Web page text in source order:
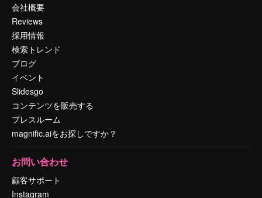
会社概要
Reviews
採用情報
検索トレンド
ブログ
イベント
Slidesgo
コンテンツを販売する
プレスルーム
magnific.aiをお探しですか？
お問い合わせ
顧客サポート
Instagram